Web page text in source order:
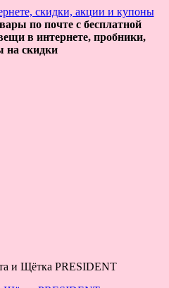
по почте с бесплатной
в интернете, пробники,
на скидки
и Щётка PRESIDENT